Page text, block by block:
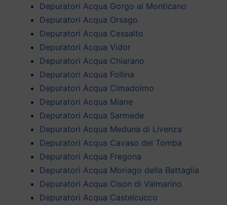
Depuratori Acqua Gorgo al Monticano
Depuratori Acqua Orsago
Depuratori Acqua Cessalto
Depuratori Acqua Vidor
Depuratori Acqua Chiarano
Depuratori Acqua Follina
Depuratori Acqua Cimadolmo
Depuratori Acqua Miane
Depuratori Acqua Sarmede
Depuratori Acqua Meduna di Livenza
Depuratori Acqua Cavaso del Tomba
Depuratori Acqua Fregona
Depuratori Acqua Moriago della Battaglia
Depuratori Acqua Cison di Valmarino
Depuratori Acqua Castelcucco